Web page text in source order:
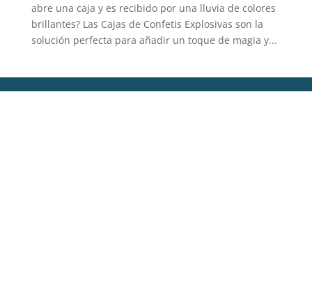
abre una caja y es recibido por una lluvia de colores
brillantes? Las Cajas de Confetis Explosivas son la
solución perfecta para añadir un toque de magia y...